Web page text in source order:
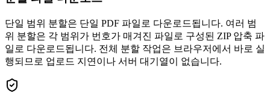
단일 범위 분할은 단일 PDF 파일로 다운로드됩니다. 여러 범
위 분할은 각 범위가 번호가 매겨진 파일로 구성된 ZIP 압축 파
일로 다운로드됩니다. 전체 분할 작업은 브라우저에서 바로 실
행되므로 업로드 지연이나 서버 대기열이 없습니다.